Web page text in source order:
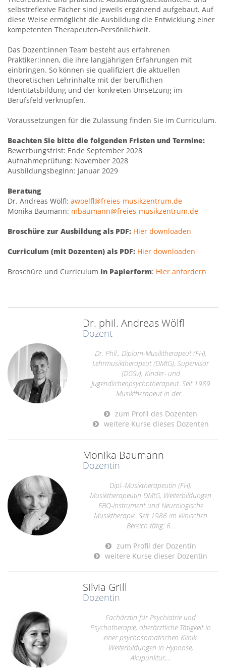
selbstreflexive Fächer sind jeweils ergänzend aufgebaut. Auf
diese Weise ermöglicht die Ausbildung die Entwicklung einer
kompetenten Therapeuten-Persönlichkeit.
Das Dozent:innen Team besteht aus erfahrenen
Praktiker:innen, die ihre langjährigen Erfahrungen mit
einbringen. So können sie qualifiziert die aktuellen
theoretischen Lehrinhalte mit der beruflichen
Identitätsbildung und der konkreten Umsetzung im
Berufsfeld verknüpfen.
Voraussetzungen für die Zulassung finden Sie im Curriculum.
Beachten Sie bitte die folgenden Fristen und Termine:
Bewerbungsfrist: Ende September 2028
Aufnahmeprüfung: November 2028
Ausbildungsbeginn: Januar 2029
Beratung
Dr. Andreas Wölfl: awoelfl@freies-musikzentrum.de
Monika Baumann: mbaumann@freies-musikzentrum.de
Broschüre zur Ausbildung als PDF: Hier downloaden
Curriculum (mit Dozenten) als PDF: Hier downloaden
Broschüre und Curriculum in Papierform: Hier anfordern
Dr. phil. Andreas Wölfl
Dozent
Dr. Phil., Diplom-Musiktherapeut (FH),
Lehrmusiktherapeut (DMtG), Supervisor
(DGSv), Kinder- und
Jugendlichenpsychotherapeut. Seit 1989
Musiktherapeut in der...
zum Profil des Dozenten
weitere Kurse dieses Dozenten
Monika Baumann
Dozentin
Dipl.-Musiktherapeutin (FH),
Musiktherapeutin DMtG, Weiterbildungen
EBQ-Instrument und Neurologische
Musiktherapie. Seit 1986 im klinischen
Bereich tätig: 6...
zum Profil der Dozentin
weitere Kurse dieser Dozentin
Silvia Grill
Dozentin
Fachärztin für Psychiatrie und
Psychotherapie, oberärztliche Tätigkeit in
einer psychosomatischen Klinik.
Weiterbildungen in Hypnose,
Akupunktur,...